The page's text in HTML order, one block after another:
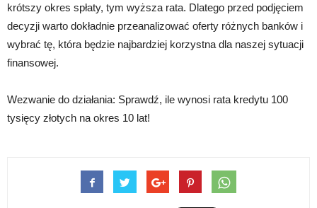
krótszy okres spłaty, tym wyższa rata. Dlatego przed podjęciem
decyzji warto dokładnie przeanalizować oferty różnych banków i
wybrać tę, która będzie najbardziej korzystna dla naszej sytuacji
finansowej.
Wezwanie do działania: Sprawdź, ile wynosi rata kredytu 100
tysięcy złotych na okres 10 lat!